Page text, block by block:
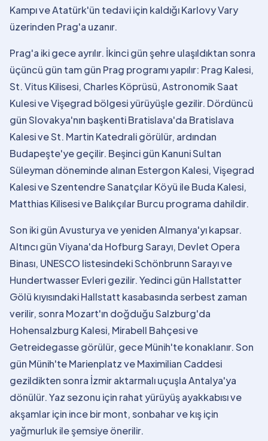
Kampı ve Atatürk'ün tedavi için kaldığı Karlovy Vary
üzerinden Prag'a uzanır.
Prag'a iki gece ayrılır. İkinci gün şehre ulaşıldıktan sonra
üçüncü gün tam gün Prag programı yapılır: Prag Kalesi,
St. Vitus Kilisesi, Charles Köprüsü, Astronomik Saat
Kulesi ve Vişegrad bölgesi yürüyüşle gezilir. Dördüncü
gün Slovakya'nın başkenti Bratislava'da Bratislava
Kalesi ve St. Martin Katedrali görülür, ardından
Budapeşte'ye geçilir. Beşinci gün Kanuni Sultan
Süleyman döneminde alınan Estergon Kalesi, Vişegrad
Kalesi ve Szentendre Sanatçılar Köyü ile Buda Kalesi,
Matthias Kilisesi ve Balıkçılar Burcu programa dahildir.
Son iki gün Avusturya ve yeniden Almanya'yı kapsar.
Altıncı gün Viyana'da Hofburg Sarayı, Devlet Opera
Binası, UNESCO listesindeki Schönbrunn Sarayı ve
Hundertwasser Evleri gezilir. Yedinci gün Hallstatter
Gölü kıyısındaki Hallstatt kasabasında serbest zaman
verilir, sonra Mozart'ın doğduğu Salzburg'da
Hohensalzburg Kalesi, Mirabell Bahçesi ve
Getreidegasse görülür, gece Münih'te konaklanır. Son
gün Münih'te Marienplatz ve Maximilian Caddesi
gezildikten sonra İzmir aktarmalı uçuşla Antalya'ya
dönülür. Yaz sezonu için rahat yürüyüş ayakkabısı ve
akşamlar için ince bir mont, sonbahar ve kış için
yağmurluk ile şemsiye önerilir.